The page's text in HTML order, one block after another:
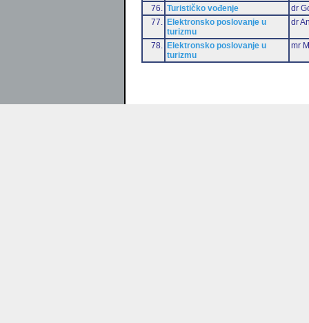
76.
Turističko vođenje
dr
77.
Elektronsko poslovanje u
turizmu
dr
78.
Elektronsko poslovanje u
turizmu
mr